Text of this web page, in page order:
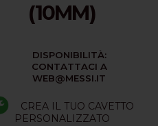
(10MM)
DISPONIBILITÀ:
CONTATTACI A
WEB@MESSI.IT
CREA IL TUO CAVETTO
PERSONALIZZATO